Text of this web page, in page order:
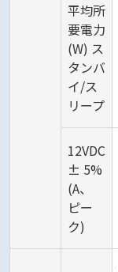
平均所
要電力
(W) ス
タンバ
イ/ス
リープ
12VDC
± 5%
(A、
ピー
ク)